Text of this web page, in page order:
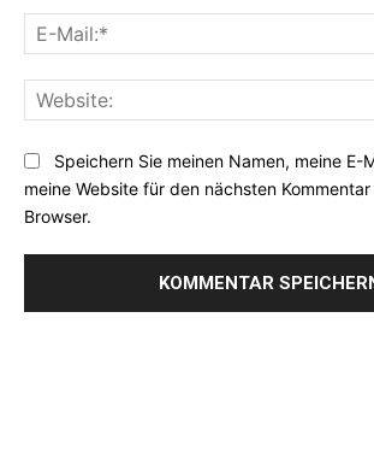
Speichern Sie meinen Namen, meine E-
meine Website für den nächsten
Browser.